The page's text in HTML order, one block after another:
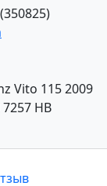
Vito 115 2009
7257 HB